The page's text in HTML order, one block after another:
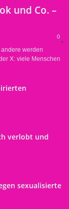
und Co. –
0
werden
X: viele Menschen
verlobt und
sexualisierte